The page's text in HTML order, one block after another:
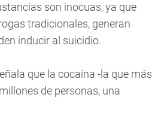
son inocuas, ya que
tradicionales, generan
inducir al suicidio.
que la cocaína -la que más
de personas, una